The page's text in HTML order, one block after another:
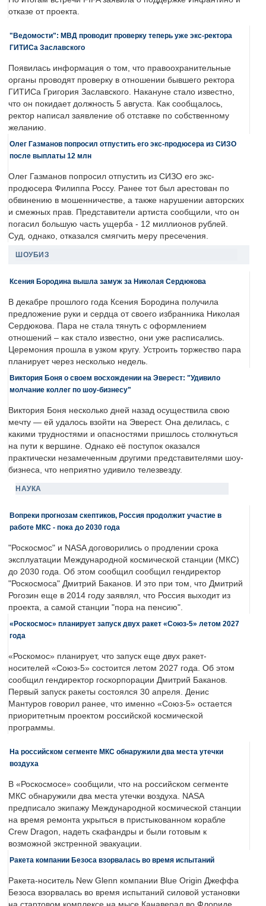
отказе от проекта.
"Ведомости": МВД проводит проверку теперь уже экс-ректора
ГИТИСа Заславского
Появилась информация о том, что правоохранительные
органы проводят проверку в отношении бывшего ректора
ГИТИСа Григория Заславского. Накануне стало известно,
что он покидает должность 5 августа. Как сообщалось,
ректор написал заявление об отставке по собственному
желанию.
Олег Газманов попросил отпустить его экс-продюсера из СИЗО
после выплаты 12 млн
Олег Газманов попросил отпустить из СИЗО его экс-
продюсера Филиппа Россу. Ранее тот был арестован по
обвинению в мошенничестве, а также нарушении авторских
и смежных прав. Представители артиста сообщили, что он
погасил большую часть ущерба - 12 миллионов рублей.
Суд, однако, отказался смягчить меру пресечения.
ШОУБИЗ
Ксения Бородина вышла замуж за Николая Сердюкова
В декабре прошлого года Ксения Бородина получила
предложение руки и сердца от своего избранника Николая
Сердюкова. Пара не стала тянуть с оформлением
отношений – как стало известно, они уже расписались.
Церемония прошла в узком кругу. Устроить торжество пара
планирует через несколько недель.
Виктория Боня о своем восхождении на Эверест: "Удивило
молчание коллег по шоу-бизнесу"
Виктория Боня несколько дней назад осуществила свою
мечту — ей удалось взойти на Эверест. Она делилась, с
какими трудностями и опасностями пришлось столкнуться
на пути к вершине. Однако её поступок оказался
практически незамеченным другими представителями шоу-
бизнеса, что неприятно удивило телезвезду.
НАУКА
Вопреки прогнозам скептиков, Россия продолжит участие в
работе МКС - пока до 2030 года
"Роскосмос" и NASA договорились о продлении срока
эксплуатации Международной космической станции (МКС)
до 2030 года. Об этом сообщил сообщил гендиректор
"Роскосмоса" Дмитрий Баканов. И это при том, что Дмитрий
Рогозин еще в 2014 году заявлял, что Россия выходит из
проекта, а самой станции "пора на пенсию".
«Роскосмос» планирует запуск двух ракет «Союз-5» летом 2027
года
«Роскомос» планирует, что запуск еще двух ракет-
носителей «Союз-5» состоится летом 2027 года. Об этом
сообщил гендиректор госкорпорации Дмитрий Баканов.
Первый запуск ракеты состоялся 30 апреля. Денис
Мантуров говорил ранее, что именно «Союз-5» остается
приоритетным проектом российской космической
программы.
На российском сегменте МКС обнаружили два места утечки
воздуха
В «Роскосмосе» сообщили, что на российском сегменте
МКС обнаружили два места утечки воздуха. NASA
предписало экипажу Международной космической станции
на время ремонта укрыться в пристыкованном корабле
Crew Dragon, надеть скафандры и были готовым к
возможной экстренной эвакуации.
Ракета компании Безоса взорвалась во время испытаний
Ракета-носитель New Glenn компании Blue Origin Джеффа
Безоса взорвалась во время испытаний силовой установки